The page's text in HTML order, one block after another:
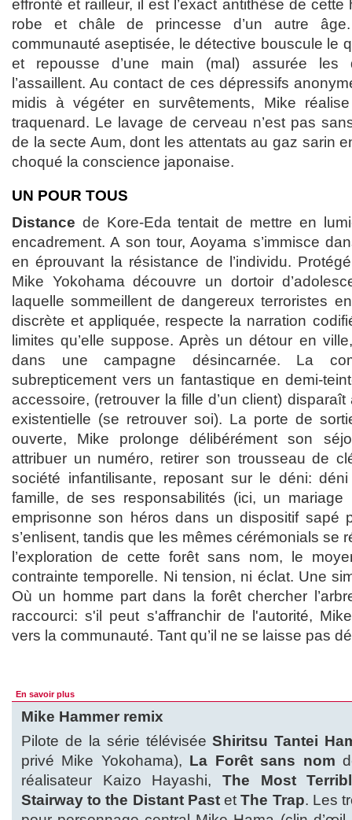
effronté et railleur, il est l’exact antithèse de
robe et châle de princesse d’un autre
communauté aseptisée, le détective bouscule le
et repousse d’une main (mal) assurée les
l’assaillent. Au contact de ces dépressifs
midis à végéter en survêtements, Mike
traquenard. Le lavage de cerveau n’est pas
de la secte Aum, dont les attentats au gaz sarin
choqué la conscience japonaise.
UN POUR TOUS
Distance de Kore-Eda tentait de mettre en
encadrement. A son tour, Aoyama s’immisce
en éprouvant la résistance de l’individu.
Mike Yokohama découvre un dortoir
laquelle sommeillent de dangereux terroristes
discrète et appliquée, respecte la narration
limites qu’elle suppose. Après un détour en
dans une campagne désincarnée. La
subrepticement vers un fantastique en demi-
accessoire, (retrouver la fille d’un client) disparaît
existentielle (se retrouver soi). La porte de
ouverte, Mike prolonge délibérément son
attribuer un numéro, retirer son trousseau de
société infantilisante, reposant sur le déni:
famille, de ses responsabilités (ici, un mariage
emprisonne son héros dans un dispositif sapé
s’enlisent, tandis que les mêmes cérémonials se
l’exploration de cette forêt sans nom, le
contrainte temporelle. Ni tension, ni éclat. Une
Où un homme part dans la forêt chercher
raccourci: s'il peut s'affranchir de l'autorité,
vers la communauté. Tant qu’il ne se laisse pas
En savoir plus
Mike Hammer remix
Pilote de la série téléviséeShiritsu Tantei
privé Mike Yokohama), La Forêt sans nom
réalisateur Kaizo Hayashi, The Most
Stairway to the Distant Past etThe Trap. Les